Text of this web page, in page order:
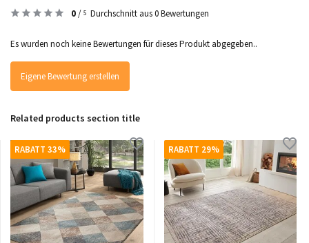
0/ 5 Durchschnitt aus 0 Bewertungen
Es wurden noch keine Bewertungen für dieses Produkt abgegeben..
Eigene Bewertung erstellen
Related products section title
RABATT 33% RABATT 29%